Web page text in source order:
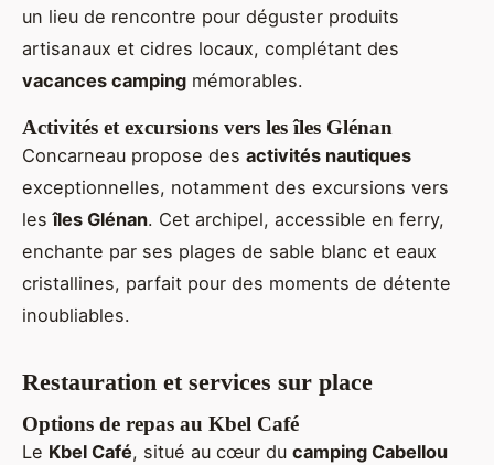
un lieu de rencontre pour déguster produits
artisanaux et cidres locaux, complétant des
vacances camping mémorables.
Activités et excursions vers les îles Glénan
Concarneau propose des activités nautiques
exceptionnelles, notamment des excursions vers
lesîles Glénan. Cet archipel, accessible en ferry,
enchante par ses plages de sable blanc et eaux
cristallines, parfait pour des moments de détente
inoubliables.
Restauration et services sur place
Options de repas au Kbel Café
Le Kbel Café, situé au cœur du camping Cabellou